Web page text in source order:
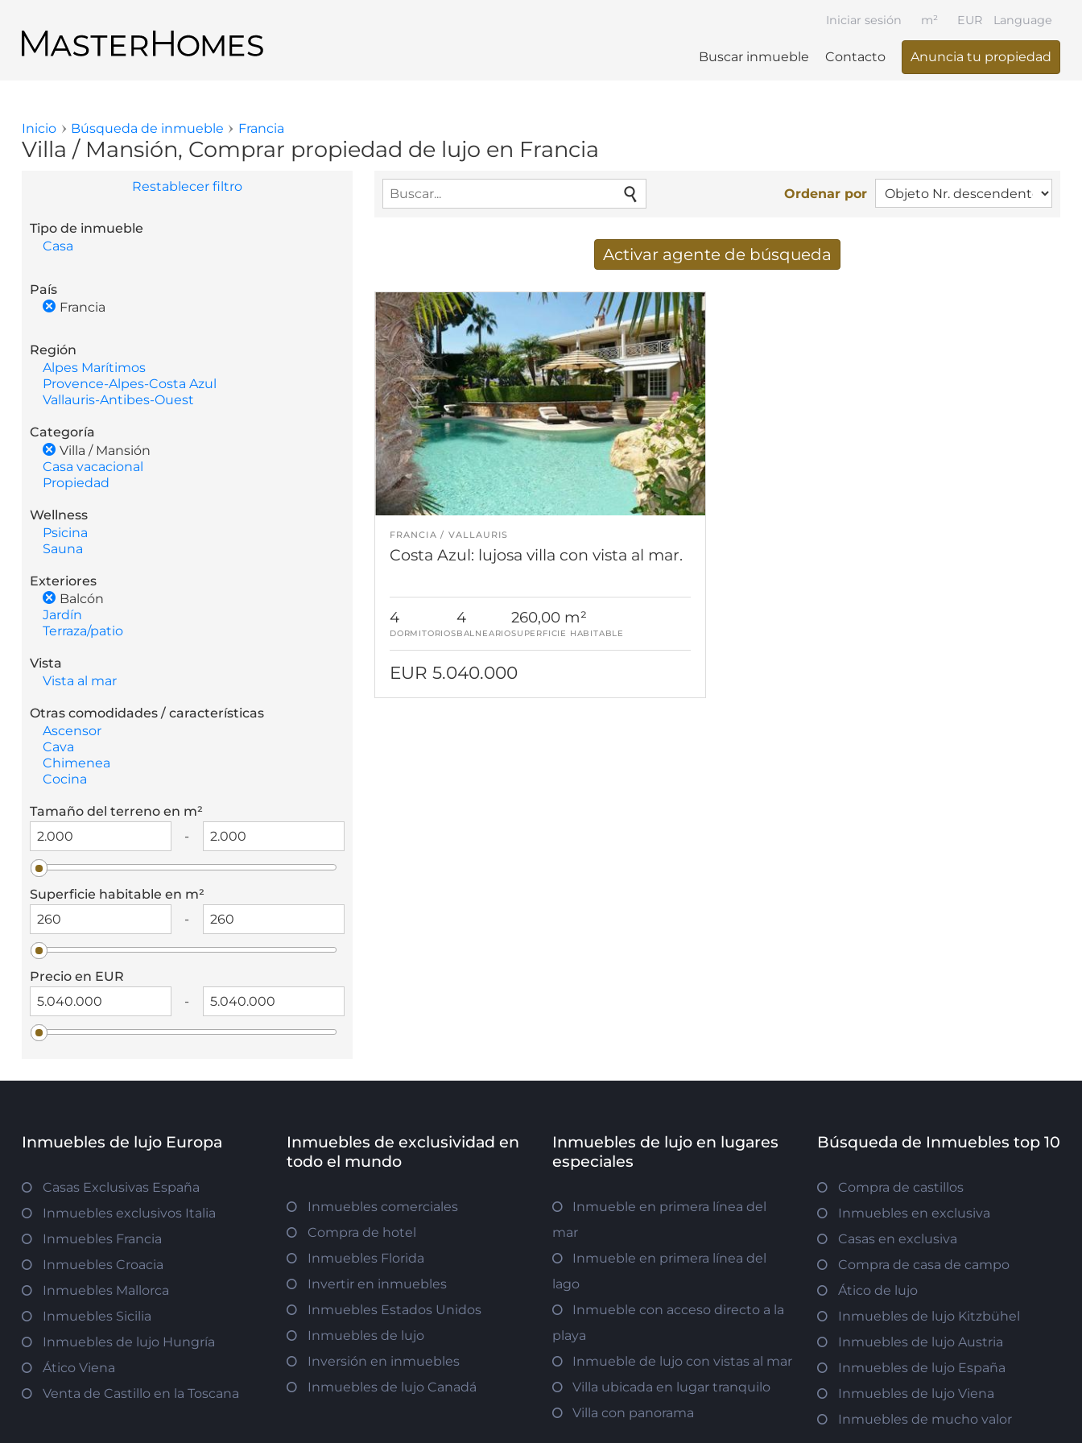
Language
Buscar inmueble Contacto Anuncia tu propiedad
Iniciar sesión EUR
m²
Regresar a los resultados de búsqueda
Usted está aquí
Inicio Búsqueda de inmueble Francia
Villa / Mansión, Comprar propiedad de lujo en Francia
Restablecer filtro
Tipo de inmueble
Casa
País
Francia
Región
Alpes Marítimos
Provence-Alpes-Costa Azul
Vallauris-Antibes-Ouest
Categoría
Villa / Mansión
Casa vacacional
Propiedad
Wellness
Psicina
Sauna
Exteriores
Balcón
Jardín
Terraza/patio
Vista
Vista al mar
Otras comodidades / características
Ascensor
Cava
Chimenea
Cocina
Tamaño del terreno en m²
-
Superficie habitable en m²
-
Precio en EUR
-
Ordenar por
Activar agente de búsqueda
Dirección de correo electrónico*
FRANCIA VALLAURIS
Costa Azul: lujosa villa con vista al mar.
4
DORMITORIOS
4
BALNEARIO
260,00 m²
SUPERFICIE HABITABLE
EUR 5.040.000
Inmuebles de lujo Europa
Casas Exclusivas España
Inmuebles exclusivos Italia
Inmuebles Francia
Inmuebles Croacia
Inmuebles Mallorca
Inmuebles Sicilia
Inmuebles de lujo Hungría
Ático Viena
Venta de Castillo en la Toscana
Inmuebles de exclusividad en
todo el mundo
Inmuebles comerciales
Compra de hotel
Inmuebles Florida
Invertir en inmuebles
Inmuebles Estados Unidos
Inmuebles de lujo
Inversión en inmuebles
Inmuebles de lujo Canadá
Inmuebles de lujo en lugares
especiales
Inmueble en primera línea del
mar
Inmueble en primera línea del
lago
Inmueble con acceso directo a la
playa
Inmueble de lujo con vistas al mar
Villa ubicada en lugar tranquilo
Villa con panorama
Búsqueda de Inmuebles top 10
Compra de castillos
Inmuebles en exclusiva
Casas en exclusiva
Compra de casa de campo
Ático de lujo
Inmuebles de lujo Kitzbühel
Inmuebles de lujo Austria
Inmuebles de lujo España
Inmuebles de lujo Viena
Inmuebles de mucho valor